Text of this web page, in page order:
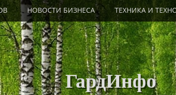
НОВОСТИ БИЗНЕСА ТЕХНИКА И
ГардИнфо